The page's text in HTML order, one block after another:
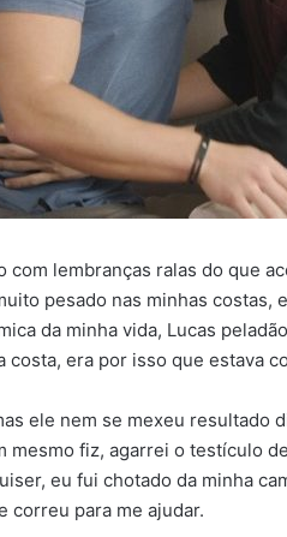
lembranças ralas do que
pesado nas minhas
da minha vida, Lucas
costa, era por isso que estava
ele nem se mexeu resultado
mesmo fiz, agarrei o testículo
eu fui chotado da minha
correu para me ajudar.